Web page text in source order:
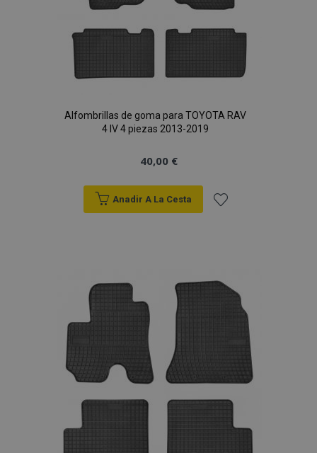
Alfombrillas de goma para TOYOTA RAV
4 IV 4 piezas 2013-2019
40,00 €
Anadir A La Cesta
Lista
Deseos